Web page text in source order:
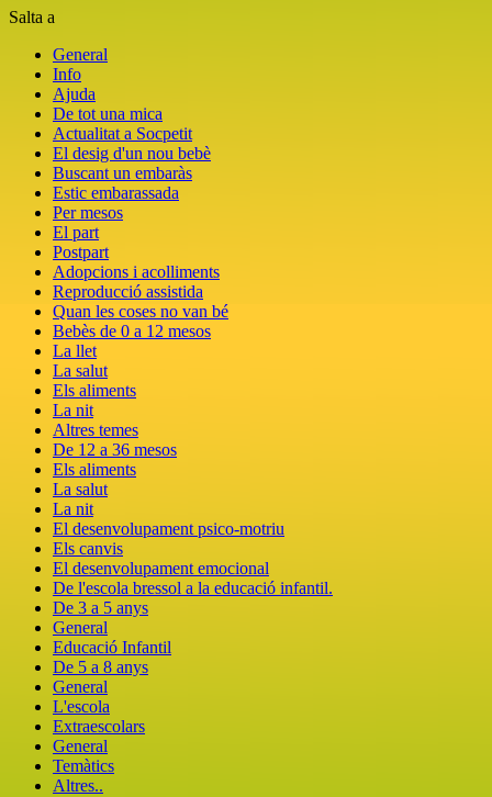
Salta a
General
Info
Ajuda
De tot una mica
Actualitat a Socpetit
El desig d'un nou bebè
Buscant un embaràs
Estic embarassada
Per mesos
El part
Postpart
Adopcions i acolliments
Reproducció assistida
Quan les coses no van bé
Bebès de 0 a 12 mesos
La llet
La salut
Els aliments
La nit
Altres temes
De 12 a 36 mesos
Els aliments
La salut
La nit
El desenvolupament psico-motriu
Els canvis
El desenvolupament emocional
De l'escola bressol a la educació infantil.
De 3 a 5 anys
General
Educació Infantil
De 5 a 8 anys
General
L'escola
Extraescolars
General
Temàtics
Altres..